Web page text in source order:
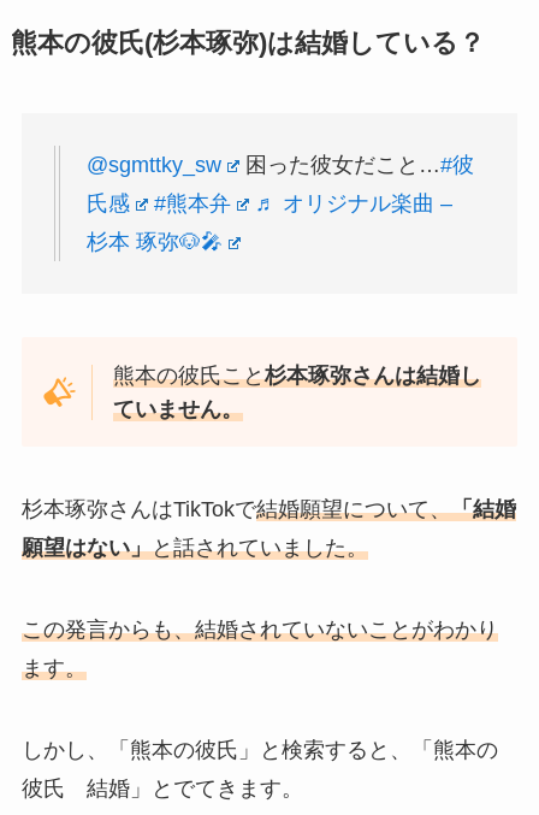
熊本の彼氏(杉本琢弥)は結婚している？
@sgmttky_sw 困った彼女だこと…#彼
氏感
#熊本弁
♬ オリジナル楽曲 –
杉本 琢弥🐶🎤
熊本の彼氏こと杉本琢弥さんは結婚し
ていません。
杉本琢弥さんはTikTokで結婚願望について、「結婚
願望はない」と話されていました。
この発言からも、結婚されていないことがわかり
ます。
しかし、「熊本の彼氏」と検索すると、「熊本の
彼氏 結婚」とでてきます。